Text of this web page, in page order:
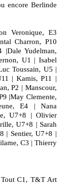
encore Berlinde
Veronique, E3
Charron, P10
|Dale Yudelman,
U1 | Isabel
Toussain, U5 |
| Kamis, P11 |
P2 | Manscour,
|May Clemente,
E4 | Nana
U7+8 | Olivier
U7+8 | Sarah
| Sentier, U7+8 |
C3 | Thierry
Tout C1, T&T Art